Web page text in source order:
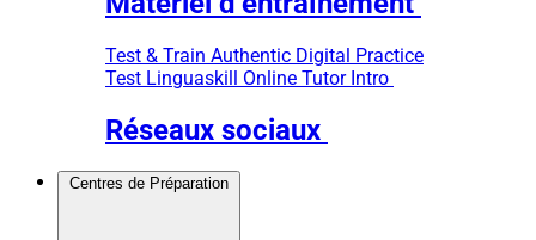
Test & Train Authentic Digital Practice
Test Linguaskill Online Tutor Intro
Réseaux sociaux